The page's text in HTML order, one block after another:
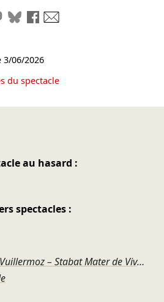
le liensur LinkedIn
Partager sur Mastodon
Partager sur Bluesky
Partager sur Facebook
3/06/2026
du spectacle
au hasard :
spectacles :
Cecil Gallois & Ambre Vuillermoz – Stabat Mater de Vivaldi